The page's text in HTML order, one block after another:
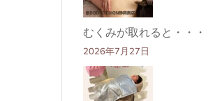
むくみが取れると・・・
2026年7月27日